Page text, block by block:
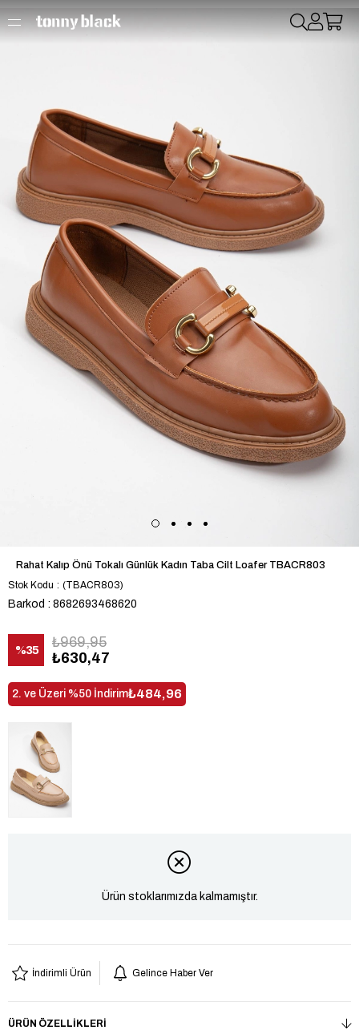
Rahat Kalıp Önü Tokalı Günlük Kadın Taba Cilt Loafer TBACR803
Stok Kodu
(TBACR803)
Barkod : 8682693468620
%35
İndirim
₺969,95
₺630,47
2. ve Üzeri %50 İndirim₺484,96
Ürün stoklarımızda kalmamıştır.
İndirimli Ürün Gelince Haber Ver
ÜRÜN ÖZELLIKLERI